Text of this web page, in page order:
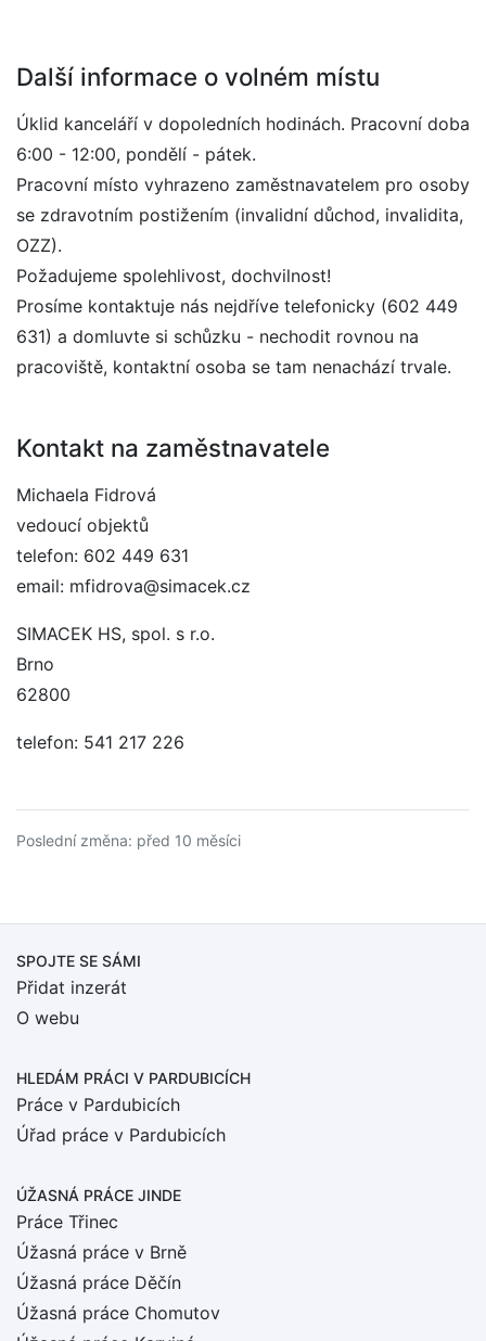
Další informace o volném místu
Úklid kanceláří v dopoledních hodinách. Pracovní doba
6:00 - 12:00, pondělí - pátek.
Pracovní místo vyhrazeno zaměstnavatelem pro osoby
se zdravotním postižením (invalidní důchod, invalidita,
OZZ).
Požadujeme spolehlivost, dochvilnost!
Prosíme kontaktuje nás nejdříve telefonicky (602 449
631) a domluvte si schůzku - nechodit rovnou na
pracoviště, kontaktní osoba se tam nenachází trvale.
Kontakt na zaměstnavatele
Michaela Fidrová
vedoucí objektů
telefon: 602 449 631
email: mfidrova@simacek.cz
SIMACEK HS, spol. s r.o.
Brno
62800
telefon: 541 217 226
Poslední změna: před 10 měsíci
SPOJTE SE SÁMI
Přidat inzerát
O webu
HLEDÁM PRÁCI V PARDUBICÍCH
Práce v Pardubicích
Úřad práce v Pardubicích
ÚŽASNÁ PRÁCE JINDE
Práce Třinec
Úžasná práce v Brně
Úžasná práce Děčín
Úžasná práce Chomutov